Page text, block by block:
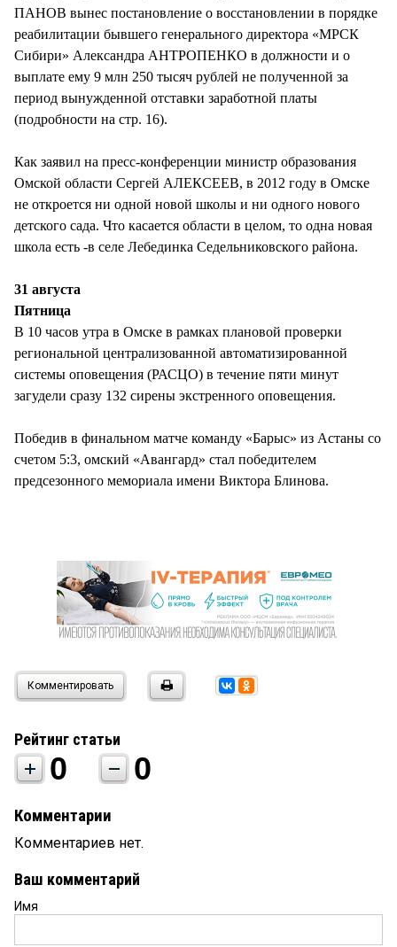
ПАНОВ вынес постановление о восстановлении в порядке
реабилитации бывшего генерального директора «МРСК
Сибири» Александра АНТРОПЕНКО в должности и о
выплате ему 9 млн 250 тысяч рублей не полученной за
период вынужденной отставки заработной платы
(подробности на стр. 16).
Как заявил на пресс-конференции министр образования
Омской области Сергей АЛЕКСЕЕВ, в 2012 году в Омске
не откроется ни одной новой школы и ни одного нового
детского сада. Что касается области в целом, то одна новая
школа есть -в селе Лебединка Седельниковского района.
31 августа
Пятница
В 10 часов утра в Омске в рамках плановой проверки
региональной централизованной автоматизированной
системы оповещения (РАСЦО) в течение пяти минут
загудели сразу 132 сирены экстренного оповещения.
Победив в финальном матче команду «Барыс» из Астаны со
счетом 5:3, омский «Авангард» стал победителем
предсезонного мемориала имени Виктора Блинова.
Комментировать
Рейтинг статьи
0 0
Комментарии
Комментариев нет.
Ваш комментарий
Имя